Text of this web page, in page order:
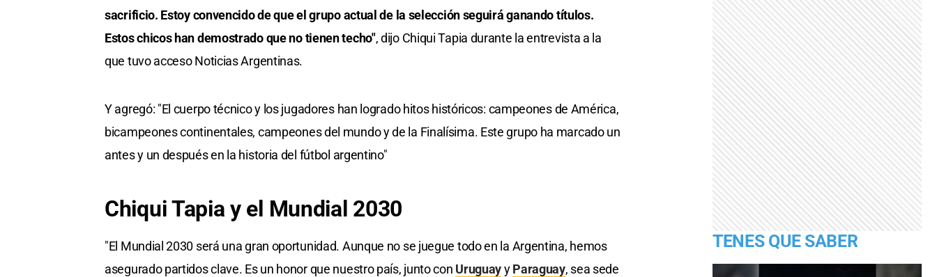
sacrificio. Estoy convencido de que el grupo actual de la selección seguirá ganando títulos.
Estos chicos han demostrado que no tienen techo", dijo Chiqui Tapia durante la entrevista a la
que tuvo acceso Noticias Argentinas.
Y agregó: "El cuerpo técnico y los jugadores han logrado hitos históricos: campeones de América,
bicampeones continentales, campeones del mundo y de la Finalísima. Este grupo ha marcado un
antes y un después en la historia del fútbol argentino"
Chiqui Tapia y el Mundial 2030
"El Mundial 2030 será una gran oportunidad. Aunque no se juegue todo en la Argentina, hemos
asegurado partidos clave. Es un honor que nuestro país, junto con UruguayyParaguay, sea sede
TENES QUE SABER